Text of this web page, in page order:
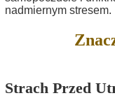
nadmiernym stresem.
Strach Przed